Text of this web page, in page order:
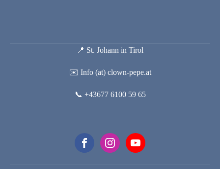
📍 St. Johann in Tirol
✉️ Info (at) clown-pepe.at
📞 +43677 6100 59 65